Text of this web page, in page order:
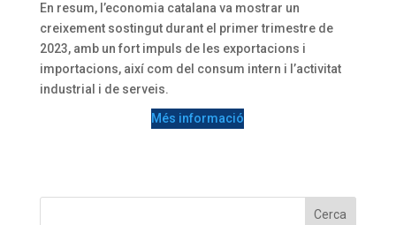
En resum, l’economia catalana va mostrar un
creixement sostingut durant el primer trimestre de
2023, amb un fort impuls de les exportacions i
importacions, així com del consum intern i l’activitat
industrial i de serveis.
Més informació